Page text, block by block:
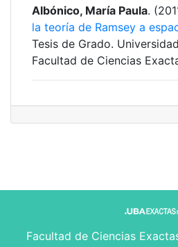
Albónico, María Paula.
la teoría de Ramsey a
Tesis de Grado.
Facultad de Ciencias
Facultad de Ciencias